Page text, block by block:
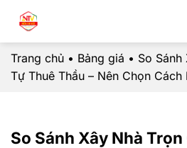
Chuyển
nội
dung
Trang chủ • Bảng giá • So Sánh
Tự Thuê Thầu – Nên Chọn Cách
So Sánh Xây Nhà